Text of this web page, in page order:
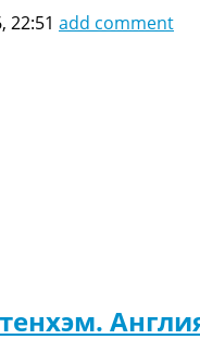
22:51 add comment